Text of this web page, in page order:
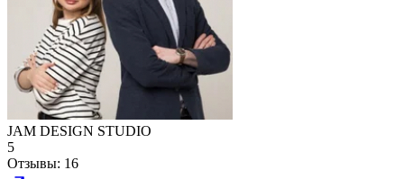
JAM DESIGN STUDIO
5
Отзывы: 16